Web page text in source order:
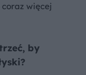
więcej
by